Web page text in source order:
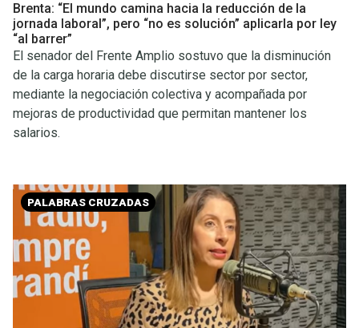
Brenta: “El mundo camina hacia la reducción de la
jornada laboral”, pero “no es solución” aplicarla por ley
“al barrer”
El senador del Frente Amplio sostuvo que la disminución
de la carga horaria debe discutirse sector por sector,
mediante la negociación colectiva y acompañada por
mejoras de productividad que permitan mantener los
salarios.
PALABRAS CRUZADAS